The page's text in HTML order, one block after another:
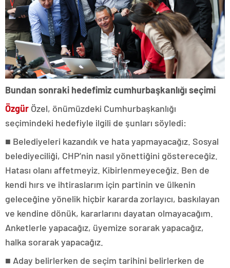
Bundan sonraki hedefimiz cumhurbaşkanlığı seçimi
Özgür Özel, önümüzdeki Cumhurbaşkanlığı
seçimindeki hedefiyle ilgili de şunları söyledi:
■ Belediyeleri kazandık ve hata yapmayacağız. Sosyal
belediyeciliği, CHP’nin nasıl yönettiğini göstereceğiz.
Hatası olanı affetmeyiz. Kibirlenmeyeceğiz. Ben de
kendi hırs ve ihtiraslarım için partinin ve ülkenin
geleceğine yönelik hiçbir kararda zorlayıcı, baskılayan
ve kendine dönük, kararlarını dayatan olmayacağım.
Anketlerle yapacağız, üyemize sorarak yapacağız,
halka sorarak yapacağız.
■ Aday belirlerken de seçim tarihini belirlerken de